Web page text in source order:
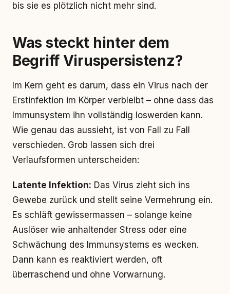
bis sie es plötzlich nicht mehr sind.
Was steckt hinter dem
Begriff Viruspersistenz?
Im Kern geht es darum, dass ein Virus nach der
Erstinfektion im Körper verbleibt – ohne dass das
Immunsystem ihn vollständig loswerden kann.
Wie genau das aussieht, ist von Fall zu Fall
verschieden. Grob lassen sich drei
Verlaufsformen unterscheiden:
Latente Infektion: Das Virus zieht sich ins
Gewebe zurück und stellt seine Vermehrung ein.
Es schläft gewissermassen – solange keine
Auslöser wie anhaltender Stress oder eine
Schwächung des Immunsystems es wecken.
Dann kann es reaktiviert werden, oft
überraschend und ohne Vorwarnung.